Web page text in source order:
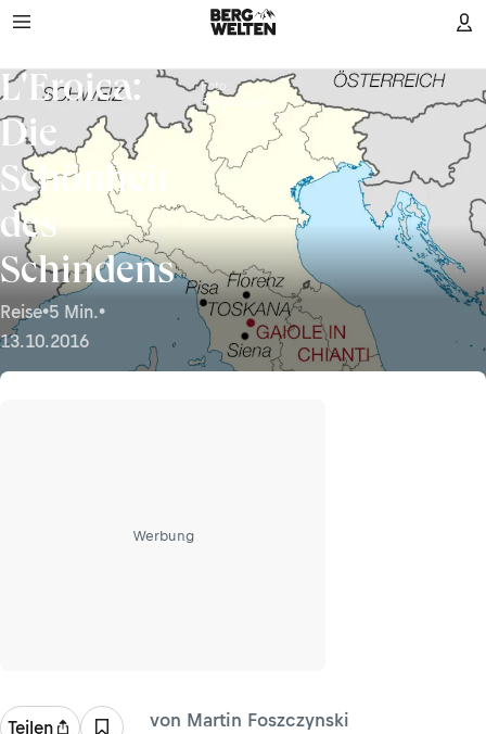
L'Eroica:
Die
Schönheit
des
Schindens
Reise•5 Min.•
13.10.2016
Foto:
Bergwelten
Werbung
Teilen von Martin Foszczynski